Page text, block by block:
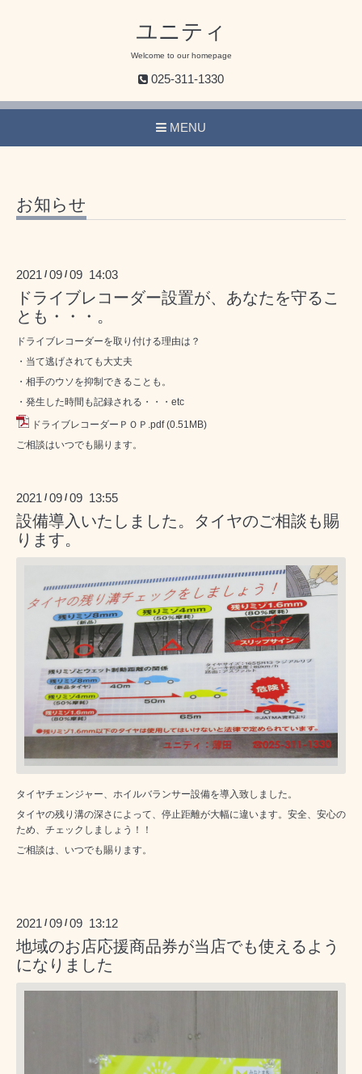
ユニティ
Welcome to our homepage
025-311-1330
MENU
お知らせ
2021 /09 /09 14:03
ドライブレコーダー設置が、あなたを守るこ
とも・・・。
ドライブレコーダーを取り付ける理由は？
・当て逃げされても大丈夫
・相手のウソを抑制できることも。
・発生した時間も記録される・・・etc
ドライブレコーダーＰＯＰ.pdf (0.51MB)
ご相談はいつでも賜ります。
2021 /09 /09 13:55
設備導入いたしました。タイヤのご相談も賜
ります。
タイヤチェンジャー、ホイルバランサー設備を導入致しました。
タイヤの残り溝の深さによって、停止距離が大幅に違います。安全、安心の
ため、チェックしましょう！！
ご相談は、いつでも賜ります。
2021 /09 /09 13:12
地域のお店応援商品券が当店でも使えるよう
になりました